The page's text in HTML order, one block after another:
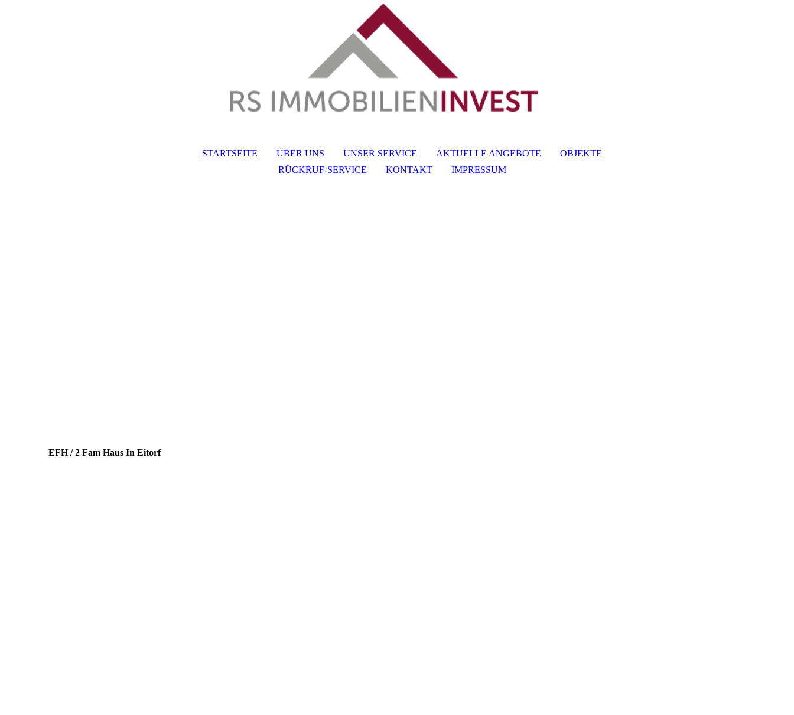
STARTSEITE ÜBER UNS UNSER SERVICE AKTUELLE ANGEBOTE
OBJEKTE
RÜCKRUF-SERVICE
KONTAKT IMPRESSUM
EFH / 2 Fam Haus In Eitorf